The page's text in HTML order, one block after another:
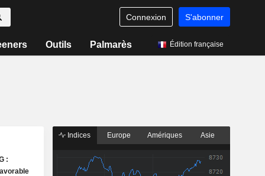
Connexion S'abonner
Outils Palmarès Édition française
:
Indices Europe Amériques Asie